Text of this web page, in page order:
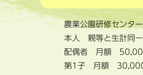
農業公園研修センタ
本人 親等と生計
配偶者 月額
第1子 月額